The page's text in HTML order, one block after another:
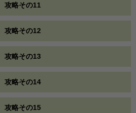
攻略その11
攻略その12
攻略その13
攻略その14
攻略その15